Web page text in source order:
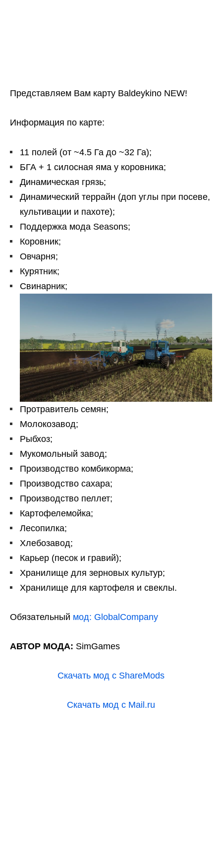
Представляем Вам карту Baldeykino NEW!
Информация по карте:
11 полей (от ~4.5 Га до ~32 Га);
БГА + 1 силосная яма у коровника;
Динамическая грязь;
Динамический террайн (доп углы при посеве,
культивации и пахоте);
Поддержка мода Seasons;
Коровник;
Овчарня;
Курятник;
Свинарник;
Протравитель семян;
Молокозавод;
Рыбхоз;
Мукомольный завод;
Производство комбикорма;
Производство сахара;
Производство пеллет;
Картофелемойка;
Лесопилка;
Хлебозавод;
Карьер (песок и гравий);
Хранилище для зерновых культур;
Хранилище для картофеля и свеклы.
Обязательный мод: GlobalCompany
АВТОР МОДА: SimGames
Скачать мод с ShareMods
Скачать мод с Mail.ru